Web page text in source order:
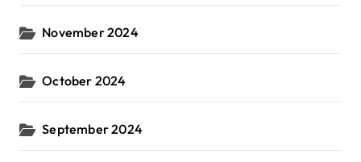
November 2024
October 2024
September 2024